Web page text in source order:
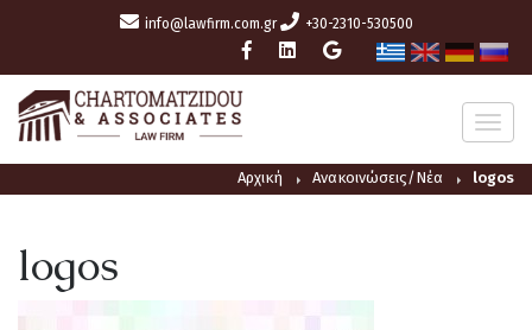
info@lawfirm.com.gr +30-2310-530500
T
O
G
L
Αρχική Ανακοινώσεις/Νέα logos
logos